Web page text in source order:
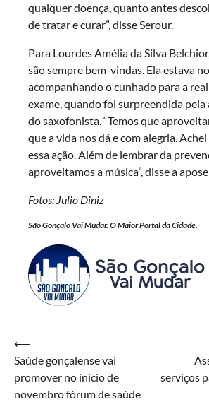
qualquer doença, quanto antes
de tratar e curar”, disse Serour.
Para Lourdes Amélia da Silva
são sempre bem-vindas. Ela estava
acompanhando o cunhado para a
exame, quando foi surpreendida pela
do saxofonista. “Temos que
que a vida nos dá e com alegria.
essa ação. Além de lembrar da
aproveitamos a música”, disse a
Fotos: Julio Diniz
São Gonçalo Vai Mudar. O Maior Portal da Cidade.
Navegação
de
Post
⟵
Saúde gonçalense vai
promover no início de
novembro fórum de saúde
serviços